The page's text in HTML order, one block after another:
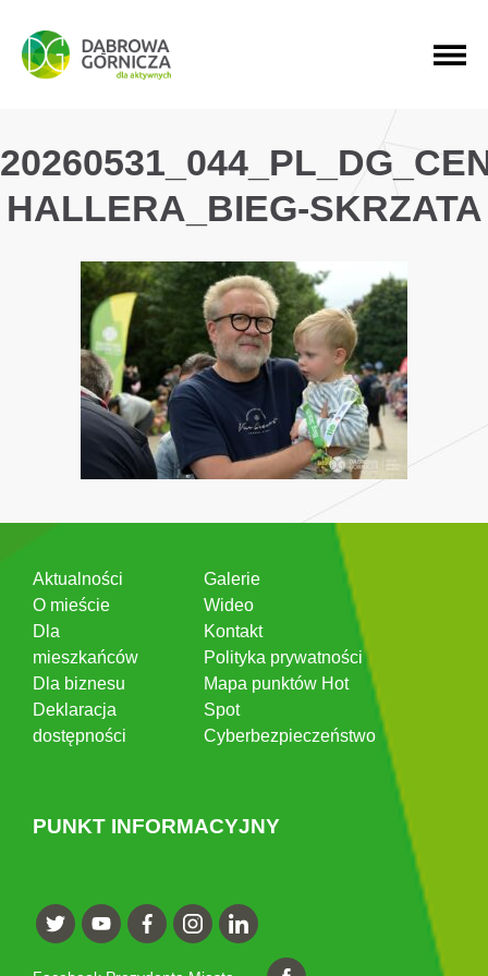
PRZEJDŹ DO MENU GŁÓWNEGO
PRZEJDŹ DO WYSZUKIWARKI
PRZEJDŹ DO TREŚCI
HALLERA_BIEG-SKRZATA
Aktualności
O mieście
Dla
mieszkańców
Dla biznesu
Deklaracja
dostępności
Galerie
Wideo
Kontakt
Polityka prywatności
Mapa punktów Hot
Spot
Cyberbezpieczeństwo
PUNKT INFORMACYJNY